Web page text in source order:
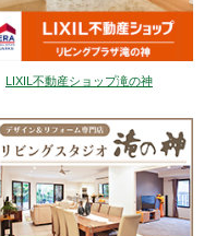
LIXIL不動産ショップ滝の神